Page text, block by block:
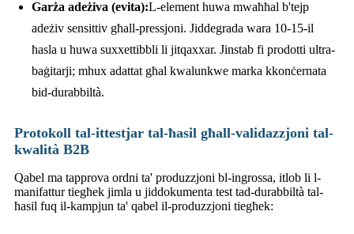
Garża adeżiva (evita):L-element huwa mwaħħal b'tejp
adeżiv sensittiv għall-pressjoni. Jiddegrada wara 10-15-il
ħasla u huwa suxxettibbli li jitqaxxar. Jinstab fi prodotti ultra-
baġitarji; mhux adattat għal kwalunkwe marka kkonċernata
bid-durabbiltà.
Protokoll tal-ittestjar tal-ħasil għall-validazzjoni tal-
kwalità B2B
Qabel ma tapprova ordni ta' produzzjoni bl-ingrossa, itlob li l-
manifattur tiegħek jimla u jiddokumenta test tad-durabbiltà tal-
ħasil fuq il-kampjun ta' qabel il-produzzjoni tiegħek: